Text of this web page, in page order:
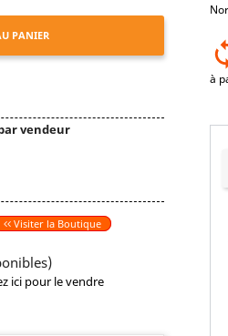
PANIER
vendeur
Visiter la Boutique
ici pour le vendre
à